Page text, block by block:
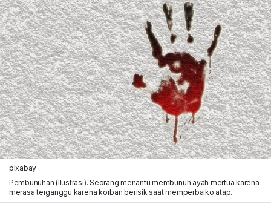
pixabay
Pembunuhan (Ilustrasi). Seorang menantu membunuh ayah mertua karena
merasa terganggu karena korban berisik saat memperbaiko atap.